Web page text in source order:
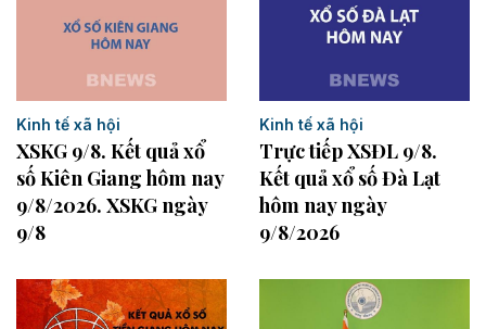
Kinh tế xã hội
XSKG 9/8. Kết quả xổ
số Kiên Giang hôm nay
9/8/2026. XSKG ngày
9/8
Kinh tế xã hội
Trực tiếp XSĐL 9/8.
Kết quả xổ số Đà Lạt
hôm nay ngày
9/8/2026